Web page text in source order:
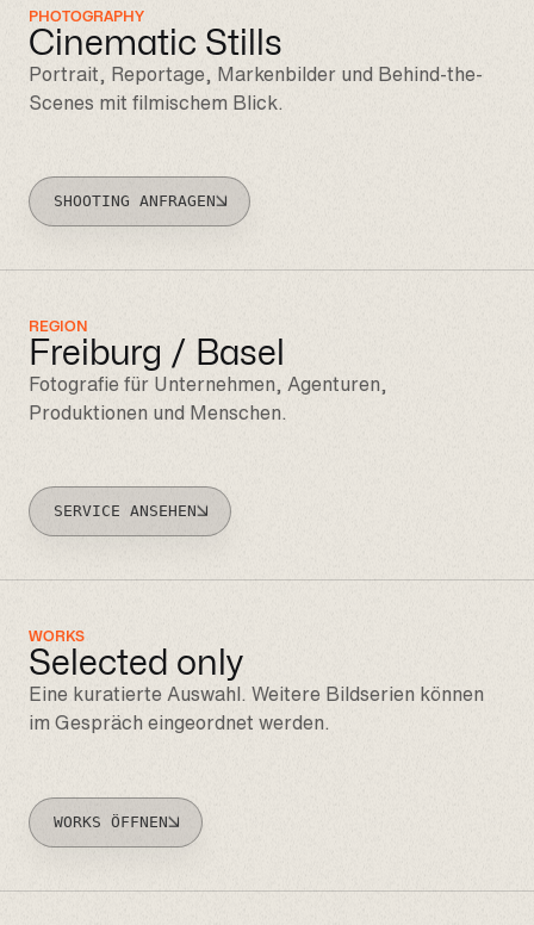
PHOTOGRAPHY
Cinematic Stills
Portrait, Reportage, Markenbilder und Behind-the-
Scenes mit filmischem Blick.
SHOOTING ANFRAGEN
REGION
Freiburg / Basel
Fotografie für Unternehmen, Agenturen,
Produktionen und Menschen.
SERVICE ANSEHEN
WORKS
Selected only
Eine kuratierte Auswahl. Weitere Bildserien können
im Gespräch eingeordnet werden.
WORKS ÖFFNEN